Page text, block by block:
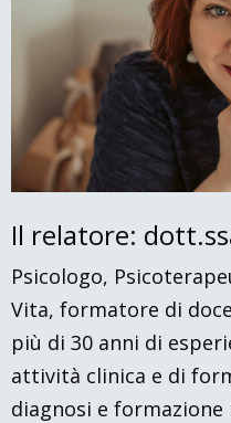
Il relatore:
Psicologo,
Vita, formatore di
più di 30 anni di
attività clinica e di
diagnosi e